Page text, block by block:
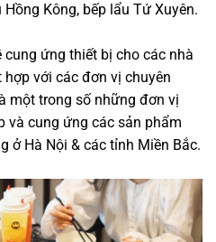
Kông, bếp lẩu Tứ Xuyên.
ứng thiết bị cho các nhà
hợp với các đơn vị chuyên
một trong số những đơn vị
và cung ứng các sản phẩm
ở Hà Nội & các tỉnh Miền Bắc.